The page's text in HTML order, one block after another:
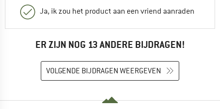
Ja, ik zou het product aan een vriend aanraden
ER ZIJN NOG 13 ANDERE BIJDRAGEN!
VOLGENDE BIJDRAGEN WEERGEVEN